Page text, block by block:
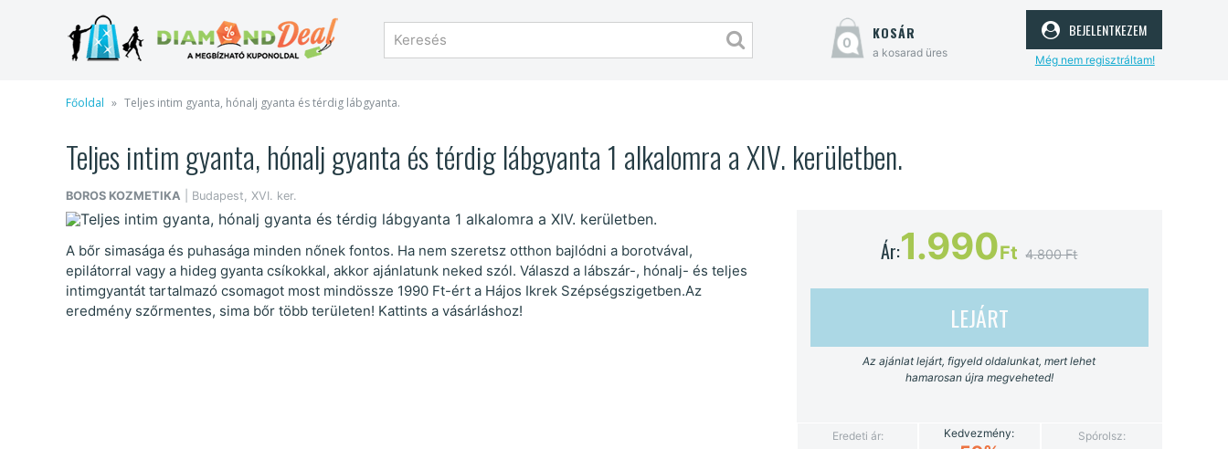
0 kosár
a kosarad üres
bejelentkezem
Még nem regisztráltam!
Főoldal Teljes intim gyanta, hónalj gyanta és térdig lábgyanta.
Teljes intim gyanta, hónalj gyanta és térdig lábgyanta 1 alkalomra a XIV. kerületben.
BOROS KOZMETIKA | Budapest, XVI. ker.
A bőr simasága és puhasága minden nőnek fontos. Ha nem szeretsz otthon bajlódni a borotvával,
epilátorral vagy a hideg gyanta csíkokkal, akkor ajánlatunk neked szól. Válaszd a lábszár-, hónalj- és teljes
intimgyantát tartalmazó csomagot most mindössze 1990 Ft-ért a Hájos Ikrek Szépségszigetben.Az
eredmény szőrmentes, sima bőr több területen! Kattints a vásárláshoz!
Ár:1.990Ft 4.800 Ft
LEJÁRT
Az ajánlat lejárt, figyeld oldalunkat, mert lehet
hamarosan újra megveheted!
Eredeti ár: Kedvezmény: Spórolsz: